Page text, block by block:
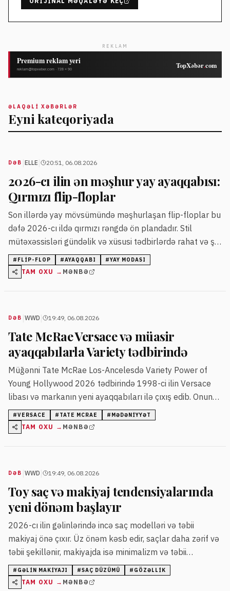
REKLAM
ƏLAQƏLI XƏBƏRLƏR
Eyni kateqoriyada
DƏB ELLE 20:51, 06.08.2026
2026-cı ilin ən məşhur yay ayaqqabısı:
Qırmızı flip-floplar
Son illərdə yay mövsümündə məşhurlaşan flip-floplar bu
dəfə 2026-cı ildə qırmızı rəngdə ön plandadır. Stil
mütəxəssisləri gündəlik və xüsusi tədbirlərdə rahat və şık
ayaqqabı olaraq qırmızı flip-flopları tövsiyə edir.
# FLIP-FLOP #AYAQQABI #YAY MODASI
TAM OXU → MƏNBƏ
DƏB WWD 19:49, 06.08.2026
Tate McRae Versace və müasir
ayaqqabılarla Variety tədbirində
Müğənni Tate McRae Los-Ancelesdə Variety Power of
Young Hollywood 2026 tədbirində 1998-ci ilin Versace
libası və markanın yeni ayaqqabıları ilə çıxış edib. Onun
seçimi həm vintage, həm də müasir elementləri ustalıqla
birləşdirib.
#VERSACE # TATE MCRAE # MƏDƏNIYYƏT
TAM OXU → MƏNBƏ
DƏB WWD 19:49, 06.08.2026
Toy saç və makiyaj tendensiyalarında
yeni dönəm başlayır
2026-cı ilin gəlinlərində incə saç modelləri və təbii
makiyaj önə çıxır. Üz önəm kəsb edir, saçlar daha zərif və
təbii şekillənir, makiyajda isə minimalizm və təbii
təəssürat üstünlük qazanır.
# GƏLIN MAKIYAJI #SAÇ DÜZÜMÜ # GÖZƏLLIK
TAM OXU → MƏNBƏ